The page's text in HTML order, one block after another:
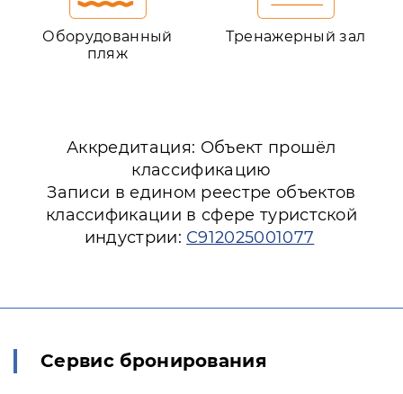
Оборудованный
пляж
Тренажерный зал
Аккредитация: Объект прошёл
классификацию
Записи в едином реестре объектов
классификации в сфере туристской
индустрии: С912025001077
Сервис бронирования